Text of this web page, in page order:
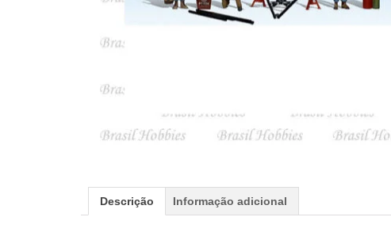
Descrição Informação adicional